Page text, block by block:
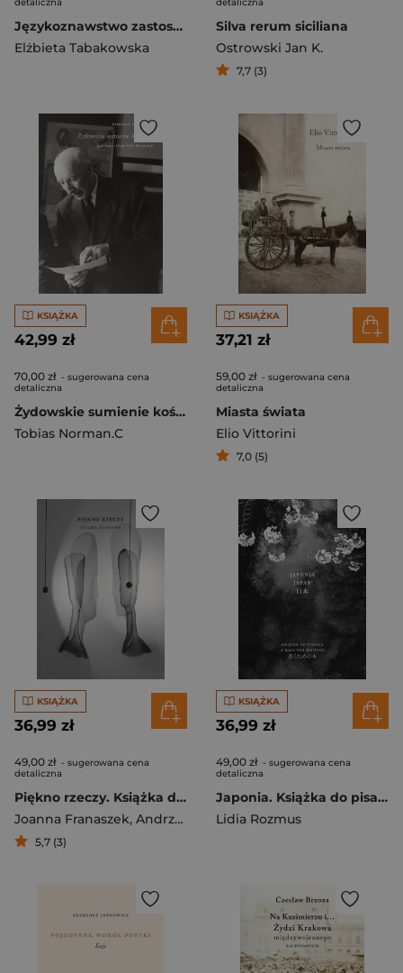
Językoznawstwo zastosowane
Elżbieta Tabakowska
Silva rerum siciliana
Ostrowski Jan K.
7,7 (3)
KSIĄŻKA
42,99 zł
70,00 zł - sugerowana cena
detaliczna
Żydowskie sumienie kościoła. Jules Izaak a Drugi Sobór Watykański
Tobias Norman.C
KSIĄŻKA
37,21 zł
59,00 zł - sugerowana cena
detaliczna
Miasta świata
Elio Vittorini
7,0 (5)
KSIĄŻKA
36,99 zł
49,00 zł - sugerowana cena
detaliczna
Piękno rzeczy. Książka do pisania
Joanna Franaszek, Andrzej Franaszek
5,7 (3)
KSIĄŻKA
36,99 zł
49,00 zł - sugerowana cena
detaliczna
Japonia. Książka do pisania / Japan. A book for writing
Lidia Rozmus